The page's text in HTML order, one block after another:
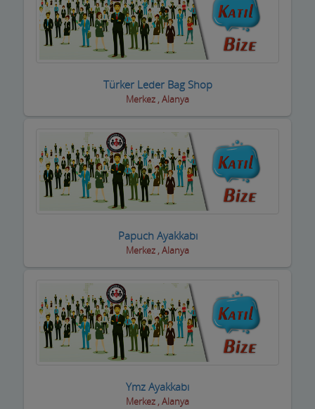
Bar Disko Cafe
Basın ve Medya
Bebek ve Çocuk Mağazası
Berberler
Beyaz Eşya Mağazaları
Beyaz Eşya Teknik Servisler
Bijuteri Parfümeri Ürünleri
Bilgisayar Yazılım Bilişim
Bisiklet Satış ve Tamircisi
Bobinajcılar
Cam, Ayna Ürünleri
Türker Leder Bag Shop
Merkez , Alanya
Papuch Ayakkabı
Merkez , Alanya
Ymz Ayakkabı
Merkez , Alanya